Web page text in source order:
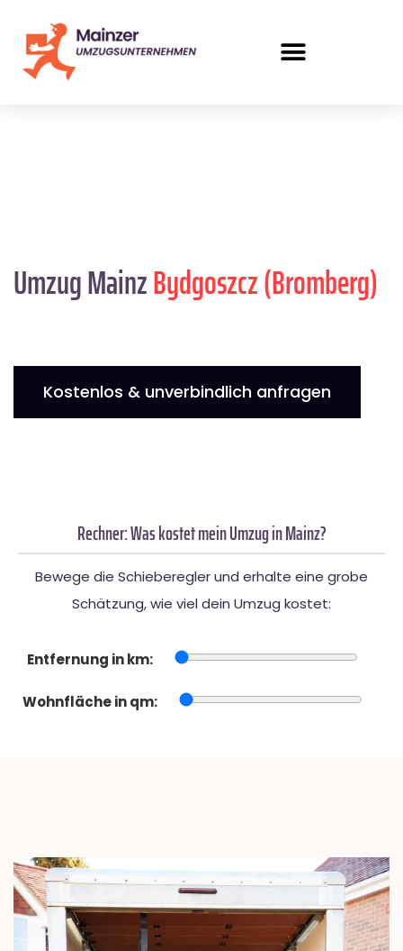
Umzug MainzBydgoszcz (Bromberg)
Kostenlos & unverbindlich anfragen
Rechner: Was kostet mein Umzug in Mainz?
Bewege die Schieberegler und erhalte eine grobe
Schätzung, wie viel dein Umzug kostet:
Entfernung in km:
Wohnfläche in qm: